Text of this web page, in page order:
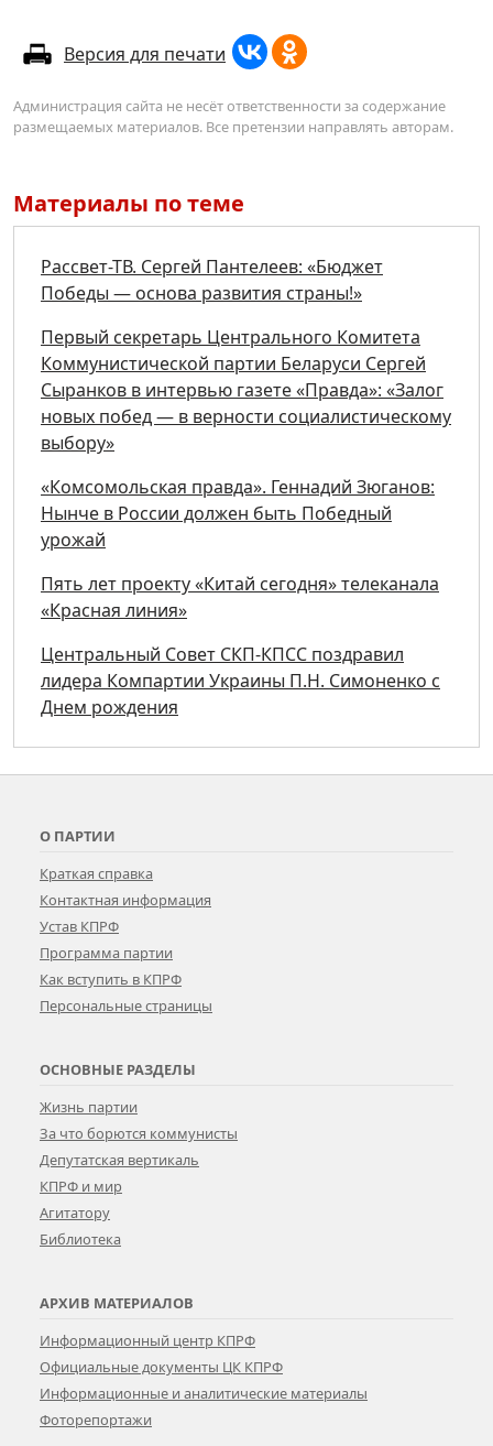
Версия для печати
Администрация сайта не несёт ответственности за содержание
размещаемых материалов. Все претензии направлять авторам.
Материалы по теме
Рассвет-ТВ. Сергей Пантелеев: «Бюджет
Победы — основа развития страны!»
Первый секретарь Центрального Комитета
Коммунистической партии Беларуси Сергей
Сыранков в интервью газете «Правда»: «Залог
новых побед — в верности социалистическому
выбору»
«Комсомольская правда». Геннадий Зюганов:
Нынче в России должен быть Победный
урожай
Пять лет проекту «Китай сегодня» телеканала
«Красная линия»
Центральный Совет СКП-КПСС поздравил
лидера Компартии Украины П.Н. Симоненко с
Днем рождения
О ПАРТИИ
Краткая справка
Контактная информация
Устав КПРФ
Программа партии
Как вступить в КПРФ
Персональные страницы
ОСНОВНЫЕ РАЗДЕЛЫ
Жизнь партии
За что борются коммунисты
Депутатская вертикаль
КПРФ и мир
Агитатору
Библиотека
АРХИВ МАТЕРИАЛОВ
Информационный центр КПРФ
Официальные документы ЦК КПРФ
Информационные и аналитические материалы
Фоторепортажи